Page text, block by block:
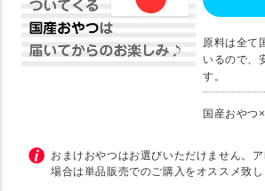
原料は全て
いるので、
す。
国産おやつ
おまけおやつはお選びいただけません。
場合は単品販売でのご購入をオススメ致し